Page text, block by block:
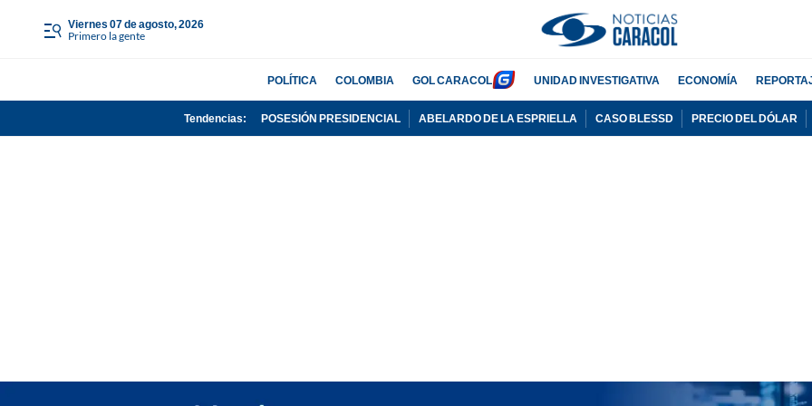
viernes 07 de agosto, 2026
Primero la gente
POLÍTICA COLOMBIA GOL CARACOL UNIDAD INVESTIGATIVA ECONOMÍA
Tendencias: POSESIÓN PRESIDENCIAL ABELARDO DE LA ESPRIELLA CASO BLESSD PRECIO DEL DÓLAR